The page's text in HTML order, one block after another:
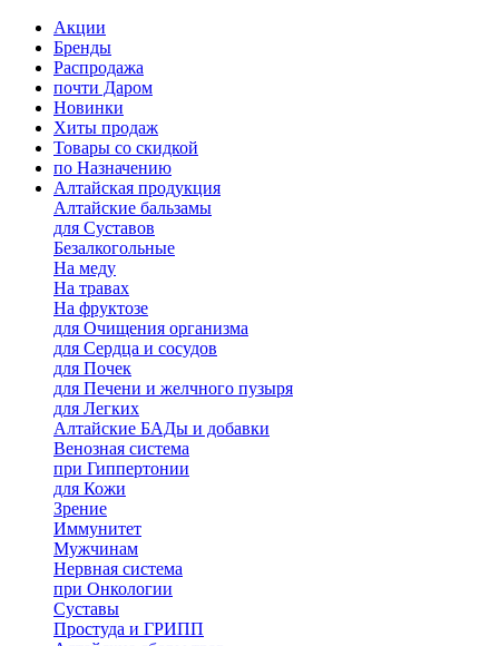
Акции
Бренды
Распродажа
почти Даром
Новинки
Хиты продаж
Товары со скидкой
по Назначению
Алтайская продукция
Алтайские бальзамы
для Суставов
Безалкогольные
На меду
На травах
На фруктозе
для Очищения организма
для Сердца и сосудов
для Почек
для Печени и желчного пузыря
для Легких
Алтайские БАДы и добавки
Венозная система
при Гиппертонии
для Кожи
Зрение
Иммунитет
Мужчинам
Нервная система
при Онкологии
Суставы
Простуда и ГРИПП